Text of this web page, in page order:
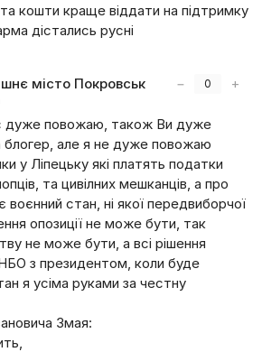
кошти краще віддати на підтримку
дістались русні
− 0 +
місто Покровськ
дуже повожаю, також Ви дуже
блогер, але я не дуже повожаю
у Ліпецьку які платять податки
та цивілних мешканців, а про
воєнний стан, ні якої передвиборчої
опозиції не може бути, так
не може бути, а всі рішення
з президентом, коли буде
я усіма руками за честну
Змая: